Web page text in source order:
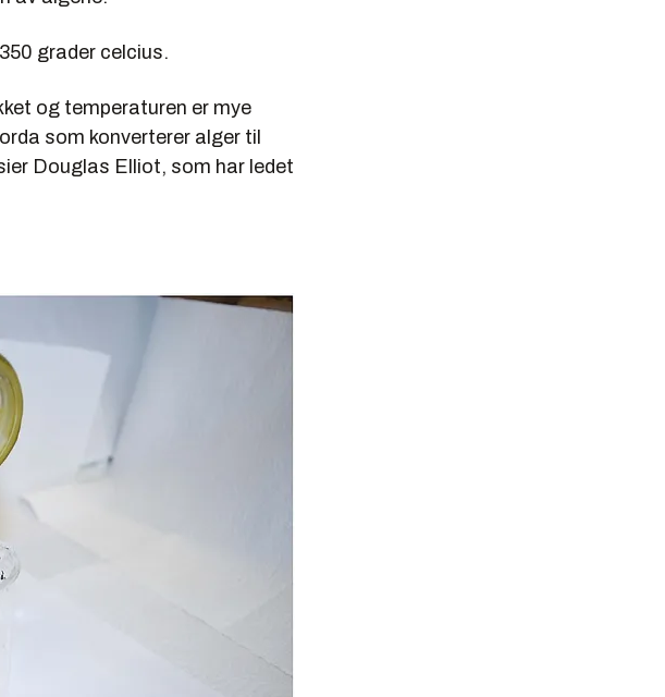
grader celcius.
og temperaturen er mye
som konverterer alger til
Douglas Elliot, som har ledet